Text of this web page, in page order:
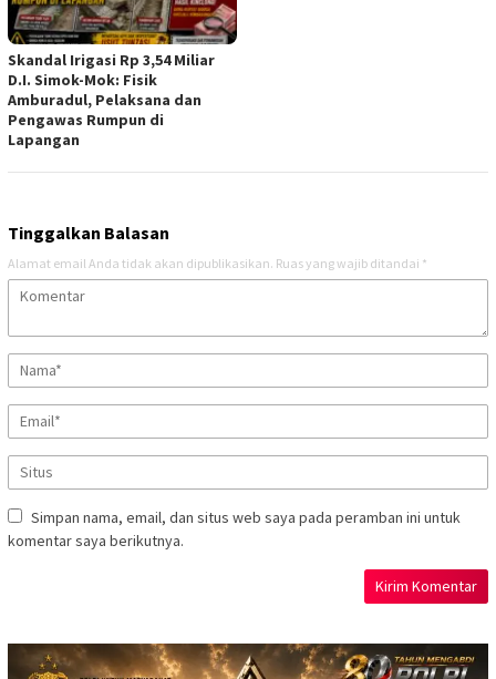
Skandal Irigasi Rp 3,54 Miliar
D.I. Simok-Mok: Fisik
Amburadul, Pelaksana dan
Pengawas Rumpun di
Lapangan
Tinggalkan Balasan
Alamat email Anda tidak akan dipublikasikan. Ruas yang wajib ditandai *
Simpan nama, email, dan situs web saya pada peramban ini untuk
komentar saya berikutnya.